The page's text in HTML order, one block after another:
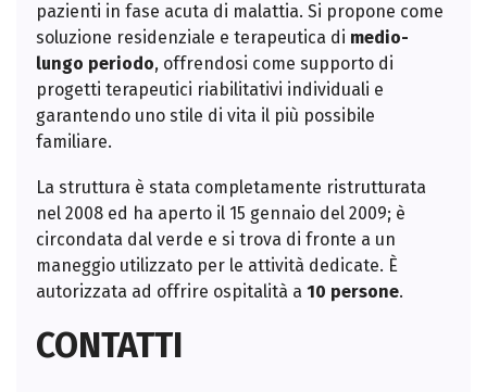
pazienti in fase acuta di malattia. Si propone come
soluzione residenziale e terapeutica di medio-
lungo periodo, offrendosi come supporto di
progetti terapeutici riabilitativi individuali e
garantendo uno stile di vita il più possibile
familiare.
La struttura è stata completamente ristrutturata
nel 2008 ed ha aperto il 15 gennaio del 2009; è
circondata dal verde e si trova di fronte a un
maneggio utilizzato per le attività dedicate. È
autorizzata ad offrire ospitalità a 10 persone.
CONTATTI